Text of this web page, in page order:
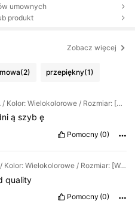
umownych
produkt
Zobacz więcej
(2) przepiękny(1)
Rodzaj Stylu: A / Kolor: Wielokolorowe / Rozmiar: [Wersja tytanowo-srebrna] Parasol przeciwsłoneczny UPF200+ (90% izolacji cieplnej)
ąszybę
Pomocny (0)
Rodzaj Stylu: A / Kolor: Wielokolorowe / Rozmiar: [Wersja tytanowo-srebrna] Parasol przeciwsłoneczny UPF200+ (90% izolacji cieplnej)
quality
Pomocny (0)